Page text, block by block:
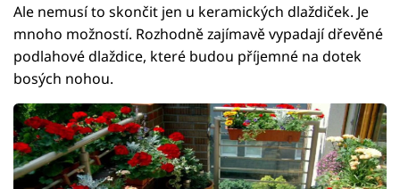
Ale nemusí to skončit jen u keramických dlaždiček. Je
mnoho možností. Rozhodně zajímavě vypadají dřevěné
podlahové dlaždice, které budou příjemné na dotek
bosých nohou.